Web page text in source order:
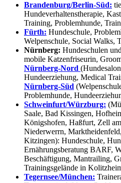
Brandenburg/Berlin-Süd:
Hundeverhaltenstherapie,
Training, Problemhunde,
Fürth: Hundeschule,
Welpenschule, Social Walks,
Nürnberg: Hundeschulen
mobile Katzenfriseurin,
Nürnberg-Nord
Hundeerziehung, Medical
Nürnberg-Süd
Problemhunde,
Schweinfurt/Würzburg:
Saale, Bad Kissingen,
Königshofen, Haßfurt, Zell
Niederwerrn,
Kitzingen): Hundeschule,
Ernährungsberatung BARF,
Beschäftigung, Mantrailing,
Trainingsgelände in
Tegernsee/München: